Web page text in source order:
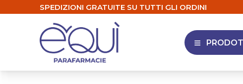
SPEDIZIONI GRATUITE SU TUTTI GLI ORDINI
APRI MENU